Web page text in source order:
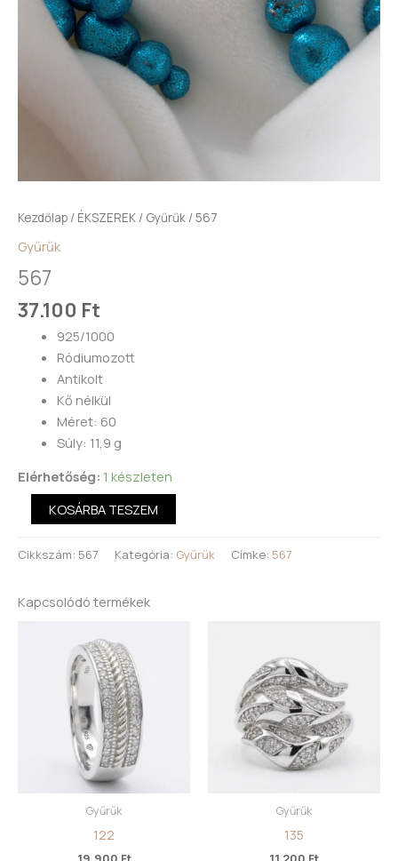
Kezdőlap / ÉKSZEREK / Gyűrűk / 567
Gyűrűk
567
37.100 Ft
925/1000
Ródiumozott
Antikolt
Kő nélkül
Méret: 60
Súly: 11,9 g
Elérhetőség: 1 készleten
KOSÁRBA TESZEM
Cikkszám: 567 Kategória: Gyűrűk Címke: 567
Kapcsolódó termékek
Gyűrűk
122
Gyűrűk
135